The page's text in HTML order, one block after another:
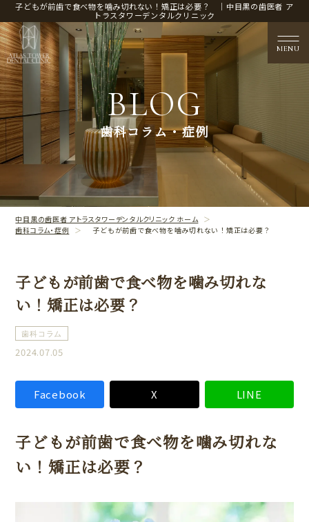
子どもが前歯で食べ物を噛み切れない！矯正は必要？ ｜中目黒の歯医者 ア
トラスタワーデンタルクリニック
MENU
医院概要
CLINIC CONTENTS
治療案内
TREATMENT CONTENTS
BLOG
歯科コラム・症例
中目黒の歯医者 アトラスタワーデンタルクリニック ホーム
歯科コラム・症例
子どもが前歯で食べ物を噛み切れない！矯正は必要？
子どもが前歯で食べ物を噛み切れな
い！矯正は必要？
歯科コラム
2024.07.05
Facebook X LINE
子どもが前歯で食べ物を噛み切れな
い！矯正は必要？